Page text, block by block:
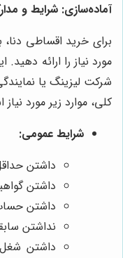
آماده‌سازی: شرایط و
برای خرید اقساطی دنا،
مورد نیاز را ارائه
شرکت لیزینگ یا
کلی، موارد زیر مورد
شرایط عمومی:
داشتن حداقل 18
داشتن
داشتن
نداشتن
داشتن